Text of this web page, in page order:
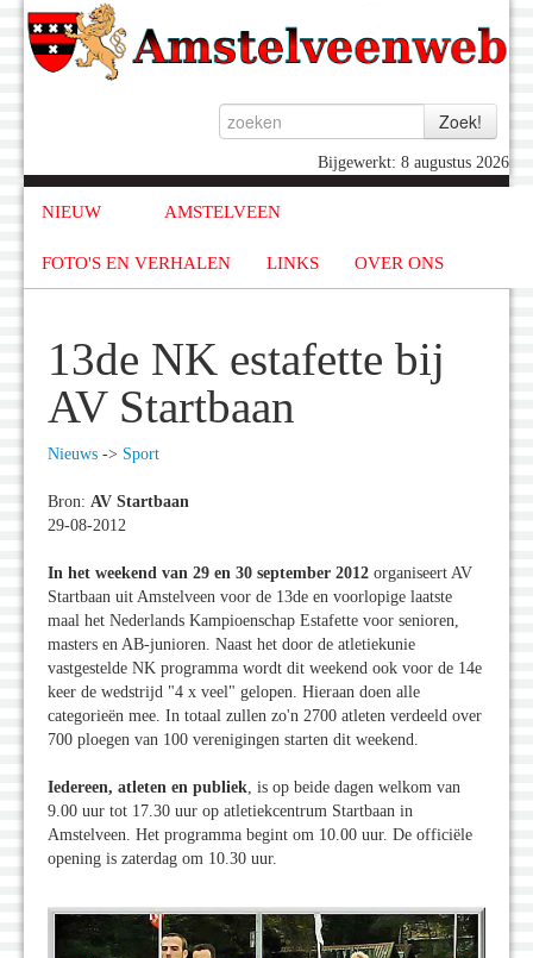
Bijgewerkt: 8 augustus 2026
NIEUW AMSTELVEEN
FOTO'S EN VERHALEN LINKS OVER ONS
13de NK estafette bij
AV Startbaan
Nieuws -> Sport
Bron: AV Startbaan
29-08-2012
In het weekend van 29 en 30 september 2012 organiseert AV
Startbaan uit Amstelveen voor de 13de en voorlopige laatste
maal het Nederlands Kampioenschap Estafette voor senioren,
masters en AB-junioren. Naast het door de atletiekunie
vastgestelde NK programma wordt dit weekend ook voor de 14e
keer de wedstrijd "4 x veel" gelopen. Hieraan doen alle
categorieën mee. In totaal zullen zo'n 2700 atleten verdeeld over
700 ploegen van 100 verenigingen starten dit weekend.
Iedereen, atleten en publiek, is op beide dagen welkom van
9.00 uur tot 17.30 uur op atletiekcentrum Startbaan in
Amstelveen. Het programma begint om 10.00 uur. De officiële
opening is zaterdag om 10.30 uur.